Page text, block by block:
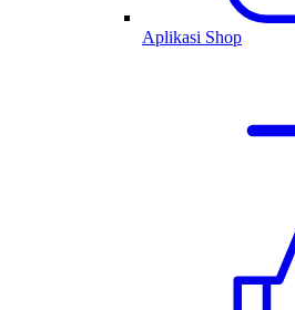
Aplikasi Shop